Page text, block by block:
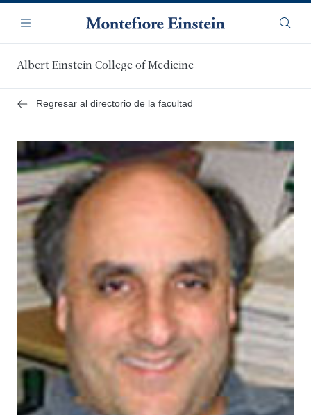
contenido
principal
Navegación
Menú
Albert Einstein College of Medicine
Regresar al directorio de la facultad